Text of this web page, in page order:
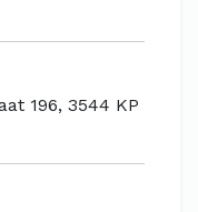
196, 3544 KP